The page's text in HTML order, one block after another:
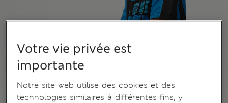
Votre vie privée est
importante
Notre site web utilise des cookies et des
technologies similaires à différentes fins, y